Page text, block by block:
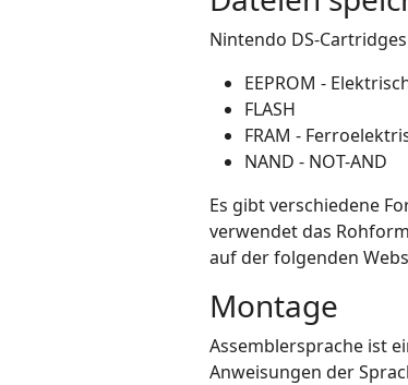
Nintendo DS-
EEPROM -
FLASH
FRAM -
NAND - NOT-AND
Es gibt verschiedene
verwendet das
auf der folgenden
Montage
Assemblersprache ist
Anweisungen der